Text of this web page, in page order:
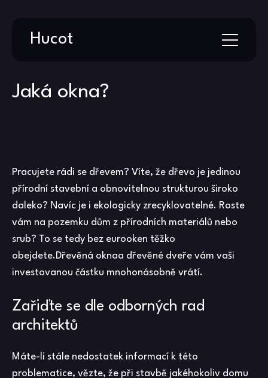
Hucot
Jaká okna?
Pracujete rádi se dřevem? Víte, že dřevo je jedinou
přírodní stavební a obnovitelnou strukturou široko
daleko? Navíc je i ekologicky zrecyklovatelné. Roste
vám na pozemku dům z přírodních materiálů nebo
srub? To se tedy bez eurooken těžko
obejdete.Dřevěná oknaa dřevěné dveře vám vaši
investovanou částku mnohonásobně vrátí.
Zařiďte se dle odborných rad
architektů
Máte-li stále nedostatek informací k této
problematice, vězte, že při stavbě jakéhokoliv domu